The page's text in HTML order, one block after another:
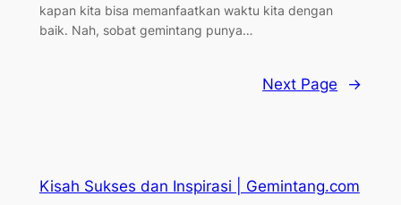
kapan kita bisa memanfaatkan waktu kita dengan
baik. Nah, sobat gemintang punya…
Next Page →
Kisah Sukses dan Inspirasi | Gemintang.com